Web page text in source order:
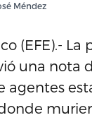
Méndez
(EFE).-
una nota
agentes